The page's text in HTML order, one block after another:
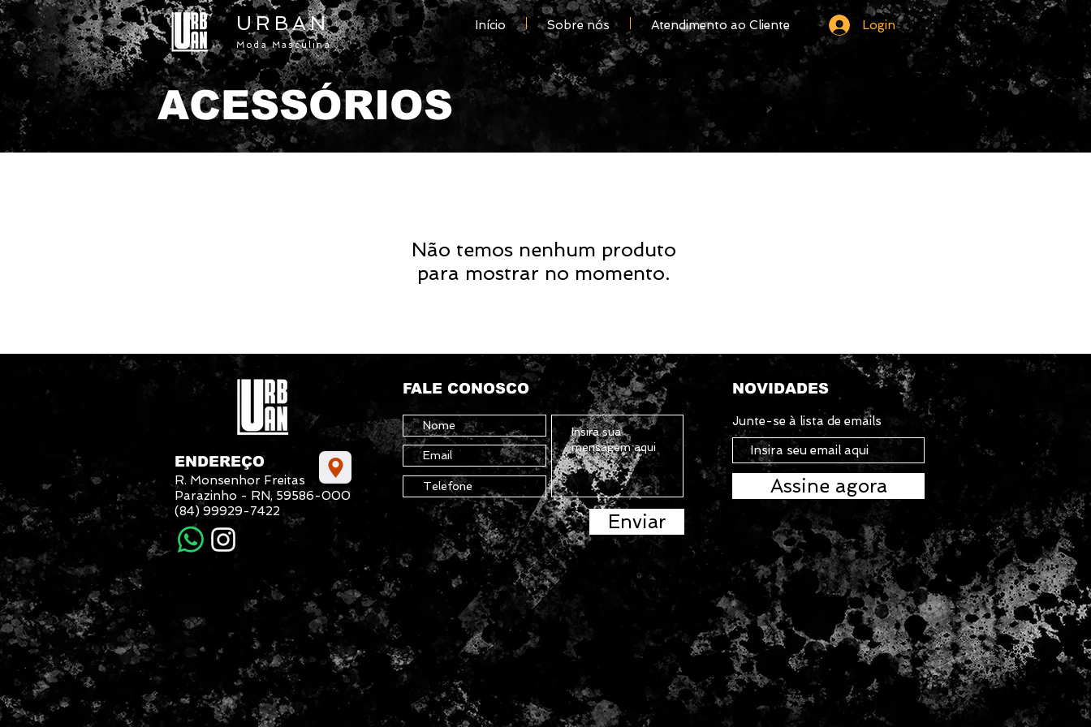
URBAN
Moda Masculina
Início Sobre nós Atendimento ao Cliente Login
ACESSÓRIOS
Não temos nenhum produto
para mostrar no momento.
ENDEREÇO
R. Monsenhor Freitas
Parazinho - RN, 59586-000
(84) 99929-7422
FALE CONOSCO
Enviar
NOVIDADES
Junte-se à lista de emails
Assine agora